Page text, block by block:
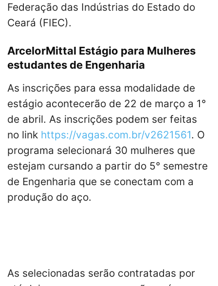
Federação das Indústrias do Estado do
Ceará (FIEC).
ArcelorMittal Estágio para Mulheres
estudantes de Engenharia
As inscrições para essa modalidade de
estágio acontecerão de 22 de março a 1°
de abril. As inscrições podem ser feitas
no link https://vagas.com.br/v2621561. O
programa selecionará 30 mulheres que
estejam cursando a partir do 5° semestre
de Engenharia que se conectam com a
produção do aço.
As selecionadas serão contratadas por